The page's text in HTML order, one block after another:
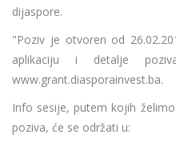
dijaspore.
"Poziv je otvoren od
aplikaciju i detalje
www.grant.diasporainvest.ba.
Info sesije, putem kojih
poziva, će se održati u: